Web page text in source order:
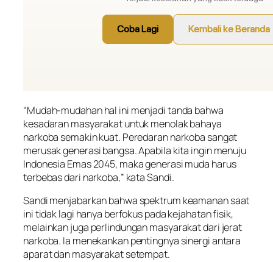
“Mudah-mudahan hal ini menjadi tanda bahwa
kesadaran masyarakat untuk menolak bahaya
narkoba semakin kuat. Peredaran narkoba sangat
merusak generasi bangsa. Apabila kita ingin menuju
Indonesia Emas 2045, maka generasi muda harus
terbebas dari narkoba,” kata Sandi.
Sandi menjabarkan bahwa spektrum keamanan saat
ini tidak lagi hanya berfokus pada kejahatan fisik,
melainkan juga perlindungan masyarakat dari jerat
narkoba. Ia menekankan pentingnya sinergi antara
aparat dan masyarakat setempat.